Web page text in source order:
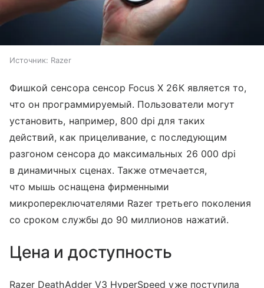
Источник: Razer
Фишкой сенсора сенсор Focus X 26К является то,
что он программируемый. Пользователи могут
установить, например, 800 dpi для таких
действий, как прицеливание, с последующим
разгоном сенсора до максимальных 26 000 dpi
в динамичных сценах. Также отмечается,
что мышь оснащена фирменными
микропереключателями Razer третьего поколения
со сроком службы до 90 миллионов нажатий.
Цена и доступность
Razer DeathAdder V3 HyperSpeed уже поступила